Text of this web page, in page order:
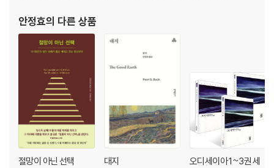
안정효의 다른 상품
절망이 아닌 선택 대지
오디세이아 1~3권 세